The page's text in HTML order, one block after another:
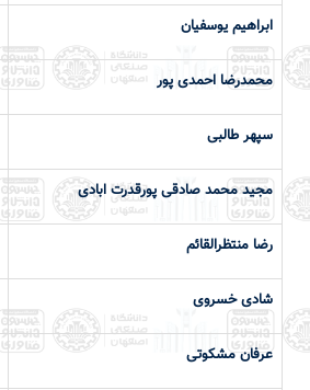
ابراهیم یوسفیان
محمدرضا احمدی پور
سپهر طالبی
مجید محمد صادقی پورقدرت ابادی
رضا منتظرالقائم
شادی خسروی
عرفان مشکوتی